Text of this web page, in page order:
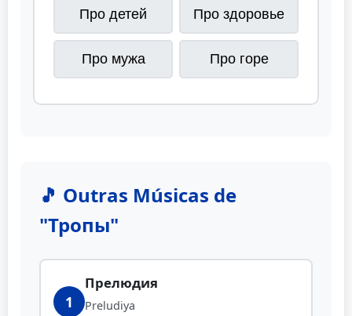
Про детей Про здоровье
Про мужа Про горе
🎵 Outras Músicas de
"Тропы"
1
Прелюдия
Preludiya